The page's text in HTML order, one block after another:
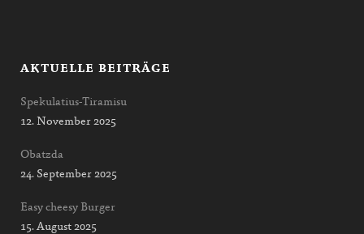
AKTUELLE BEITRÄGE
Spekulatius-Tiramisu
12. November 2025
Obatzda
24. September 2025
Easy cheesy Burger
15. August 2025